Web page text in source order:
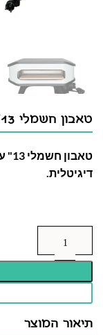
טאבון חשמלי 13" – COZZE
דיגיטלית.
תיאור המוצר